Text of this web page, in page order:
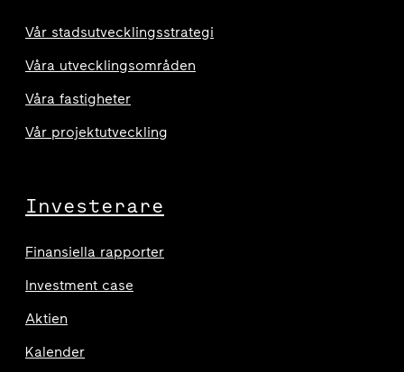
Vår stadsutvecklingsstrategi
Våra utvecklingsområden
Våra fastigheter
Vår projektutveckling
Investerare
Finansiella rapporter
Investment case
Aktien
Kalender